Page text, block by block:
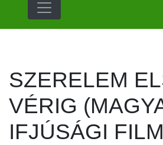
SZERELEM
VÉRIG
IFJÚSÁGI